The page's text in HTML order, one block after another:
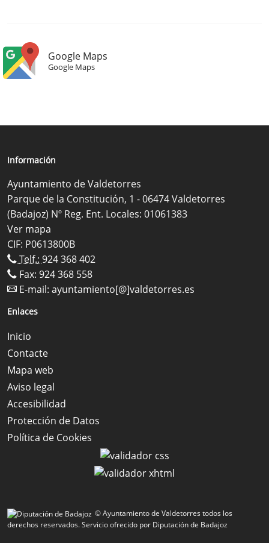
Google Maps
Google Maps
Información
Ayuntamiento de Valdetorres
Parque de la Constitución, 1 - 06474 Valdetorres
(Badajoz) Nº Reg. Ent. Locales: 01061383
Ver mapa
CIF: P0613800B
Telf.: 924 368 402
Fax: 924 368 558
E-mail: ayuntamiento[@]valdetorres.es
Enlaces
Inicio
Contacte
Mapa web
Aviso legal
Accesibilidad
Protección de Datos
Política de Cookies
© Ayuntamiento de Valdetorres todos los
derechos reservados.Servicio ofrecido por Diputación de Badajoz